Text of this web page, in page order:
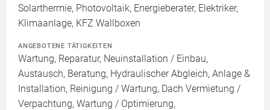
Solarthermie, Photovoltaik, Energieberater, Elektriker,
Klimaanlage, KFZ Wallboxen
ANGEBOTENE TÄTIGKEITEN
Wartung, Reparatur, Neuinstallation / Einbau,
Austausch, Beratung, Hydraulischer Abgleich, Anlage &
Installation, Reinigung / Wartung, Dach Vermietung /
Verpachtung, Wartung / Optimierung,